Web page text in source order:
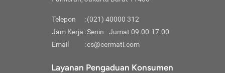
rendah
Jika
Kredit
Telepon :(021) 40000 312
Jam Kerja :Senin - Jumat 09.00-17.00
Email
:cs@cermati.com
Layanan Pengaduan Konsumen